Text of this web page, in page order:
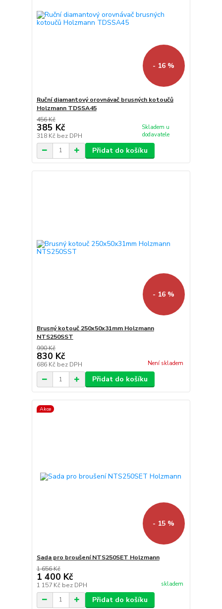
- 16 %
Ruční diamantový orovnávač brusných kotoučů
Holzmann TDSSA45
456 Kč
385 Kč
318 Kč bez DPH
Skladem u
dodavatele
Přidat do košíku
- 16 %
Brusný kotouč 250x50x31mm Holzmann
NTS250SST
990 Kč
830 Kč
686 Kč bez DPH Není skladem
Přidat do košíku
Akce
- 15 %
Sada pro broušení NTS250SET Holzmann
1 656 Kč
1 400 Kč
1 157 Kč bez DPH skladem
Přidat do košíku